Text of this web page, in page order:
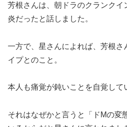
芳根さんは、朝ドラのクランクイ
炎だったと話しました。
一方で、星さんによれば、芳根さ
イプとのこと。
本人も痛覚が鈍いことを自覚して
それはなぜかと言うと「ドMの変